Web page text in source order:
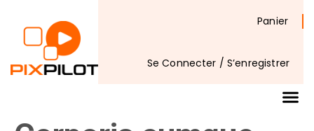
Panier
Se Connecter / S’enregistrer